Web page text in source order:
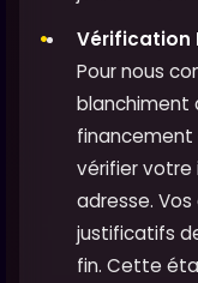
Vérification
Pour nous
blanchiment
financement
vérifier
adresse.
justificatifs
fin. Cette